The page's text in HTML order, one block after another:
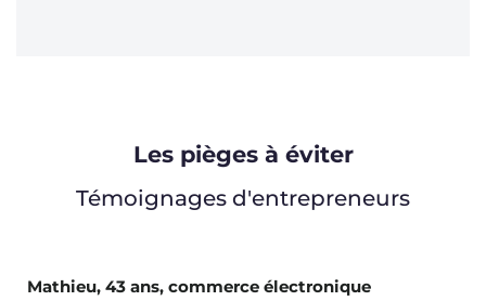
Les pièges à éviter
Témoignages d'entrepreneurs
Mathieu, 43 ans, commerce électronique